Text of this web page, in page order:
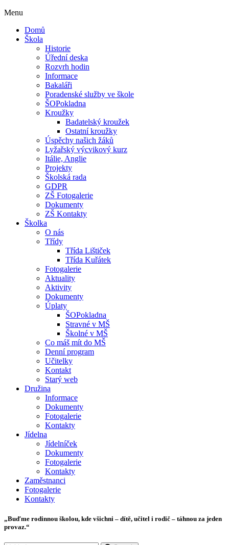
Menu
Domů
Škola
Historie
Úřední deska
Rozvrh hodin
Informace
Bakaláři
Poradenské služby ve škole
ŠOPokladna
Kroužky
Badatelský kroužek
Ostatní kroužky
Úspěchy našich žáků
Lyžařský výcvikový kurz
Itálie, Anglie
Projekty
Školská rada
GDPR
ZŠ Fotogalerie
Dokumenty
ZŠ Kontakty
Školka
O nás
Třídy
Třída Lištiček
Třída Kuřátek
Fotogalerie
Aktuality
Aktivity
Dokumenty
Úplaty
ŠOPokladna
Stravné v MŠ
Školné v MŠ
Co máš mít do MŠ
Denní program
Učitelky
Kontakt
Starý web
Družina
Informace
Dokumenty
Fotogalerie
Kontakty
Jídelna
Jídelníček
Dokumenty
Fotogalerie
Kontakty
Zaměstnanci
Fotogalerie
Kontakty
„Buďme rodinnou školou, kde všichni – dítě, učitel i rodič – táhnou za jeden
provaz.“